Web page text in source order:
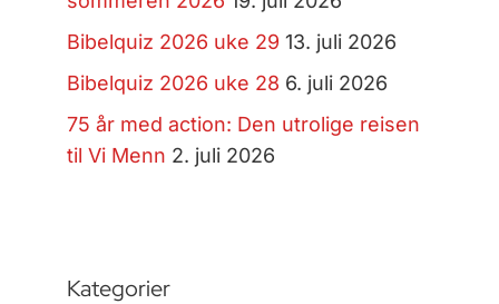
Bibelquiz 2026 uke 29 13. juli 2026
Bibelquiz 2026 uke 28 6. juli 2026
75 år med action: Den utrolige reisen
til Vi Menn 2. juli 2026
Kategorier